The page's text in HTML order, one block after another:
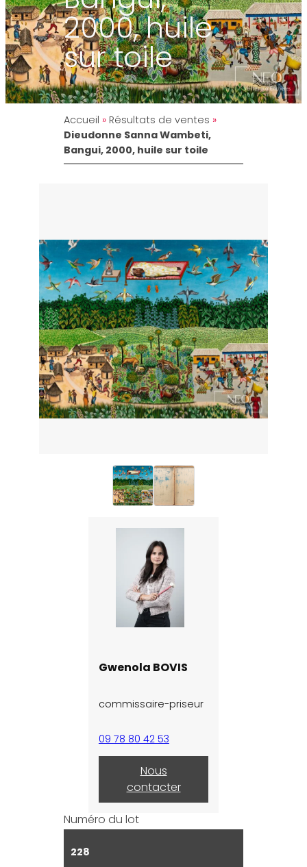
2000, huile
sur toile
Accueil » Résultats de ventes »
Dieudonne Sanna Wambeti,
Bangui, 2000, huile sur toile
Gwenola BOVIS
commissaire-priseur
09 78 80 42 53
Nous
contacter
Numéro du lot
228